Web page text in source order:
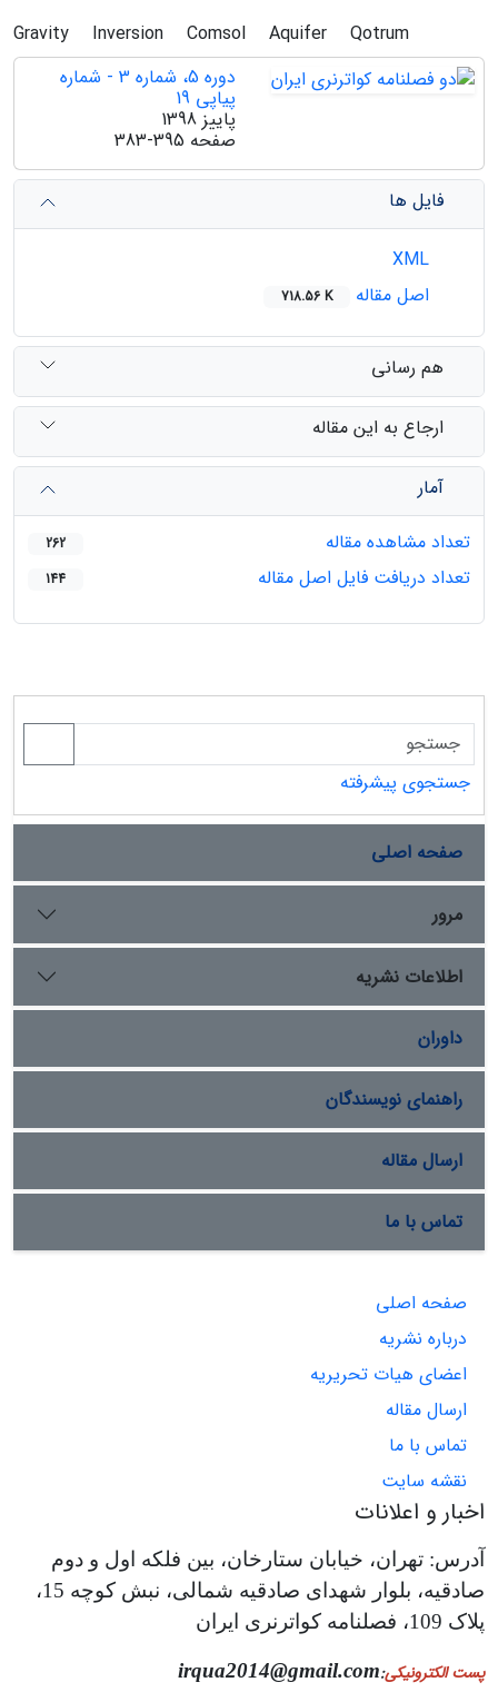
Gravity Inversion Comsol Aquifer
Qotrum
دوره 5، شماره 3 - شماره
پیاپی 19
پاییز 1398
صفحه 383-395
فایل ها
اصل مقاله
718.56 K
هم رسانی
ارجاع به این مقاله
آمار
تعداد مشاهده مقاله
262
تعداد دریافت فایل اصل مقاله 144
جستجوی پیشرفته
صفحه اصلی
مرور
اطلاعات نشریه
داوران
راهنمای نویسندگان
ارسال مقاله
تماس با ما
صفحه اصلی
درباره نشریه
اعضای هیات تحریریه
ارسال مقاله
تماس با ما
نقشه سایت
اخبار و اعلانات
آدرس: تهران، خیابان ستارخان، بین فلکه اول و دوم
صادقیه، بلوار شهدای صادقیه شمالی، نبش کوچه 15،
پلاک 109، فصلنامه کواترنری ایران
پست الکترونیکی:
irqua2014@gmail.com